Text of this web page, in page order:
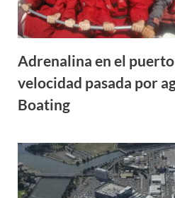
Adrenalina en el
velocidad pasada por
Boating